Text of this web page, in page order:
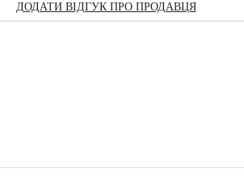
ДОДАТИ ВІДГУК ПРО ПРОДАВЦЯ